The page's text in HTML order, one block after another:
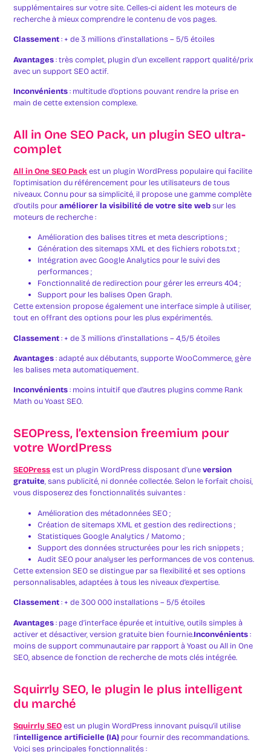
supplémentaires sur votre site. Celles-ci aident les moteurs de
recherche à mieux comprendre le contenu de vos pages.
Classement: + de 3 millions d’installations – 5/5 étoiles
Avantages: très complet, plugin d’un excellent rapport qualité/prix
avec un support SEO actif.
Inconvénients: multitude d’options pouvant rendre la prise en
main de cette extension complexe.
All in One SEO Pack, un plugin SEO ultra-
complet
All in One SEO Packest un plugin WordPress populaire qui facilite
l’optimisation du référencement pour les utilisateurs de tous
niveaux. Connu pour sa simplicité, il propose une gamme complète
d’outils pouraméliorer la visibilité de votre site websur les
moteurs de recherche :
Amélioration des balises titres et meta descriptions ;
Génération des sitemaps XML et des fichiers robots.txt ;
Intégration avec Google Analytics pour le suivi des
performances ;
Fonctionnalité de redirection pour gérer les erreurs 404 ;
Support pour les balises Open Graph.
Cette extension propose également une interface simple à utiliser,
tout en offrant des options pour les plus expérimentés.
Classement: + de 3 millions d’installations – 4,5/5 étoiles
Avantages: adapté aux débutants, supporte WooCommerce, gère
les balises meta automatiquement.
Inconvénients: moins intuitif que d’autres plugins comme Rank
Math ou Yoast SEO.
SEOPress, l’extension freemium pour
votre WordPress
SEOPressest un plugin WordPress disposant d’uneversion
gratuite, sans publicité, ni donnée collectée. Selon le forfait choisi,
vous disposerez des fonctionnalités suivantes :
Amélioration des métadonnées SEO ;
Création de sitemaps XML et gestion des redirections ;
Statistiques Google Analytics / Matomo ;
Support des données structurées pour les rich snippets ;
Audit SEO pour analyser les performances de vos contenus.
Cette extension SEO se distingue par sa flexibilité et ses options
personnalisables, adaptées à tous les niveaux d’expertise.
Classement: + de 300 000 installations – 5/5 étoiles
Avantages: page d’interface épurée et intuitive, outils simples à
activer et désactiver, version gratuite bien fournie.Inconvénients:
moins de support communautaire par rapport à Yoast ou All in One
SEO, absence de fonction de recherche de mots clés intégrée.
Squirrly SEO, le plugin le plus intelligent
du marché
Squirrly SEOest un plugin WordPress innovant puisqu’il utilise
l’intelligence artificielle (IA) pour fournir des recommandations.
Voici ses principales fonctionnalités :